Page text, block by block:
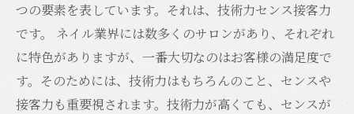
つの要素を表しています。それは、技術力センス接客力
です。 ネイル業界には数多くのサロンがあり、それぞれ
に特色がありますが、一番大切なのはお客様の満足度で
す。そのためには、技術力はもちろんのこと、センスや
接客力も重要視されます。技術力が高くても、センスが